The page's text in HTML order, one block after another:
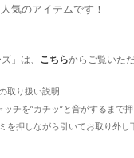
気のアイテムです！
」は、 こちらからご覧いた
取り扱い説明
チを”カチッ”と音がするまで
を押しながら引いてお取り外し